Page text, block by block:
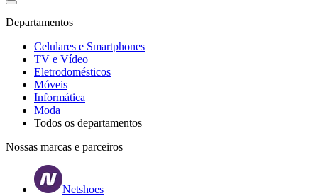
Departamentos
Celulares e Smartphones
TV e Vídeo
Eletrodomésticos
Móveis
Informática
Moda
Todos os departamentos
Nossas marcas e parceiros
Netshoes